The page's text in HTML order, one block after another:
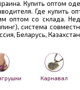
Купить оптом
Где купить
оптом со склада.
система
Беларусь,
Карнавал